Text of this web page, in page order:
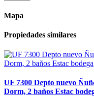
Mapa
Propiedades similares
UF 7300 Depto nuevo
Dorm, 2 baños Estac